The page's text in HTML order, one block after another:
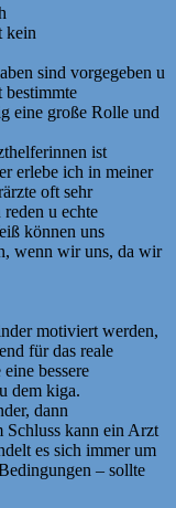
kein
sind vorgegeben u
bestimmte
eine große Rolle und
ist
erlebe ich in meiner
oft sehr
u echte
können uns
wenn wir uns, da wir
motiviert werden,
für das reale
bessere
dem kiga.
dann
Schluss kann ein Arzt
es sich immer um
– sollte